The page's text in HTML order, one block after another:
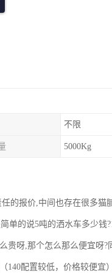
不限
5000Kg
的报价,中间也存在很多猫
单的说5吨的洒水车多少钱
贵呀,那个怎么那么便宜呀?
140配置较低，价格较便宜